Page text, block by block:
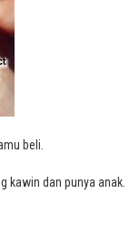
beli.
kawin dan punya anak.